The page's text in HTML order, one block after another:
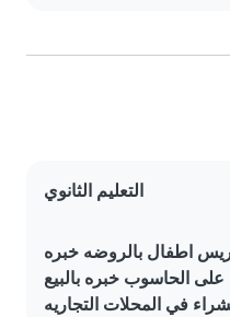
التعليم الثانوي
اطفال بالروضه خبره
على الحاسوب خبره بالبيع
في المحلات التجاريه